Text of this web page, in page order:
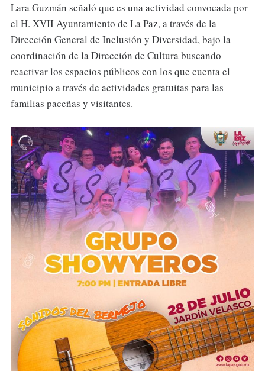
Lara Guzmán señaló que es una actividad convocada por
el H. XVII Ayuntamiento de La Paz, a través de la
Dirección General de Inclusión y Diversidad, bajo la
coordinación de la Dirección de Cultura buscando
reactivar los espacios públicos con los que cuenta el
municipio a través de actividades gratuitas para las
familias paceñas y visitantes.